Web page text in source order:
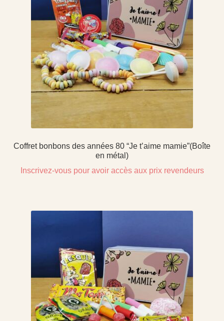
Coffret bonbons des années 80 “Je t’aime mamie”(Boîte
en métal)
Inscrivez-vous pour avoir accès aux prix revendeurs